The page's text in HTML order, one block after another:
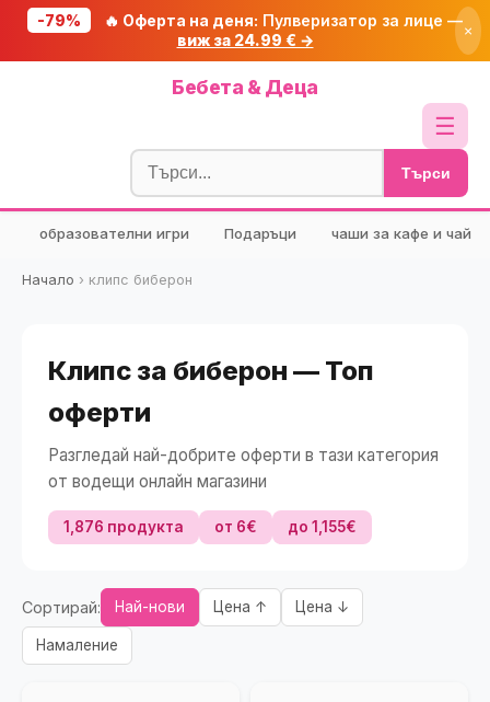
-79% 🔥 Оферта на деня: Пулверизатор за лице —
виж за 24.99 € →
×
Бебета & Деца
☰
Блог
🧮 Калкулатори
🔍 Намери продукт
Търси
образователни игри Подаръци чаши за кафе и чай
Начало › клипс биберон
Клипс за биберон — Топ
оферти
Разгледай най-добрите оферти в тази категория
от водещи онлайн магазини
1,876 продукта от 6€ до 1,155€
Сортирай: Най-нови Цена ↑ Цена ↓
Намаление